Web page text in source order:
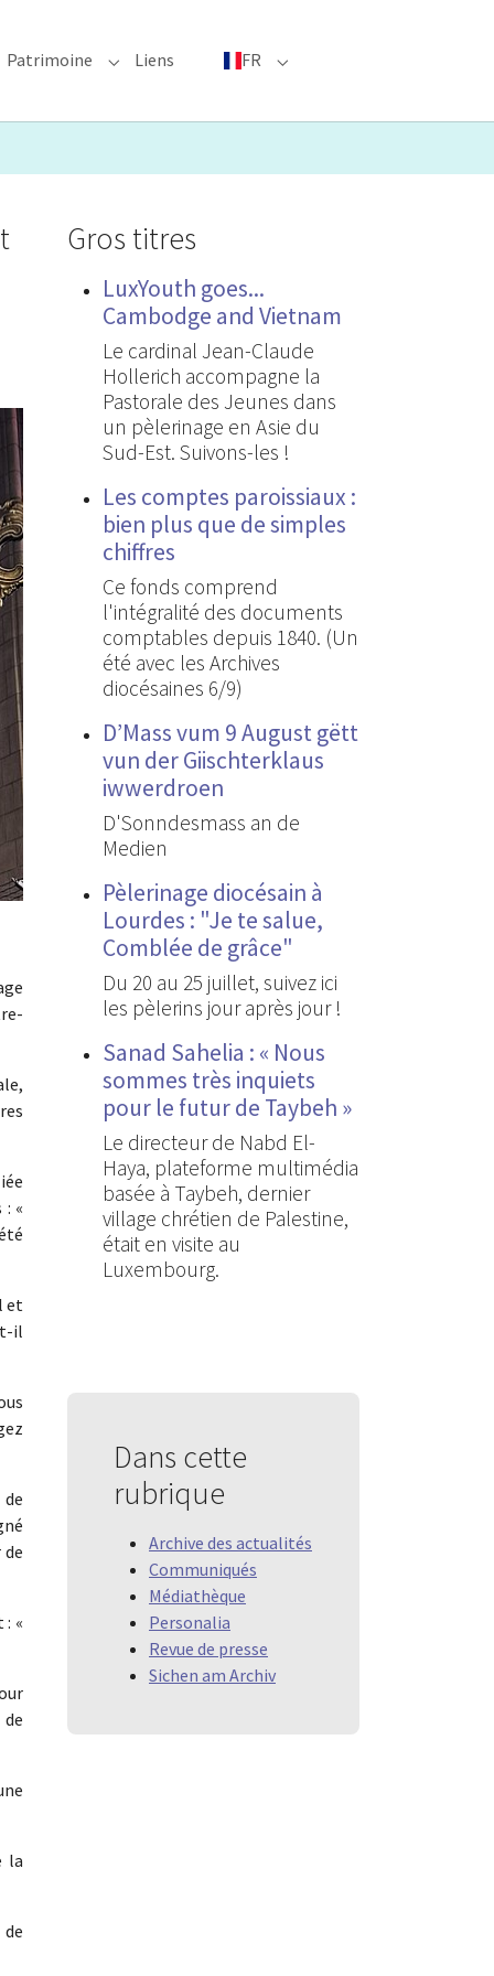
for "Événements phares"
Patrimoine Submenu for "Patrimoine"
Liens FR Submenu for "FR"
«
et
il
«
la
Gros titres
LuxYouth goes...
Cambodge and Vietnam
Le cardinal Jean-Claude
Hollerich accompagne la
Pastorale des Jeunes dans
un pèlerinage en Asie du
Sud-Est. Suivons-les !
Les comptes paroissiaux :
bien plus que de simples
chiffres
Ce fonds comprend
l'intégralité des documents
comptables depuis 1840. (Un
été avec les Archives
diocésaines 6/9)
D’Mass vum 9 August gëtt
vun der Giischterklaus
iwwerdroen
D'Sonndesmass an de
Medien
Pèlerinage diocésain à
Lourdes : "Je te salue,
Comblée de grâce"
Du 20 au 25 juillet, suivez ici
les pèlerins jour après jour !
Sanad Sahelia : « Nous
sommes très inquiets
pour le futur de Taybeh »
Le directeur de Nabd El-
Haya, plateforme multimédia
basée à Taybeh, dernier
village chrétien de Palestine,
était en visite au
Luxembourg.
Dans cette
rubrique
Archive des actualités
Communiqués
Médiathèque
Personalia
Revue de presse
Sichen am Archiv